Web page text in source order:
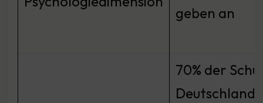
geben an
70% der
Deutschland